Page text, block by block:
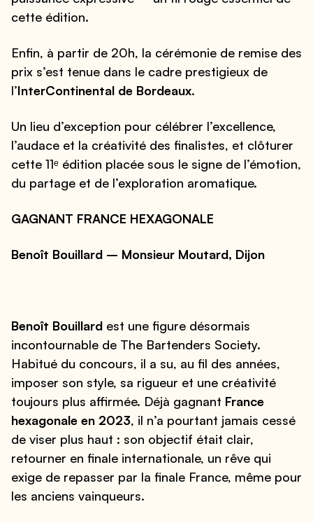
cette édition.
Enfin, à partir de 20h, la cérémonie de remise des
prix s’est tenue dans le cadre prestigieux de
l’InterContinental de Bordeaux.
Un lieu d’exception pour célébrer l’excellence,
l’audace et la créativité des finalistes, et clôturer
cette 11ᵉ édition placée sous le signe de l’émotion,
du partage et de l’exploration aromatique.
GAGNANT FRANCE HEXAGONALE
Benoît Bouillard – Monsieur Moutard, Dijon
Benoît Bouillard est une figure désormais
incontournable de The Bartenders Society.
Habitué du concours, il a su, au fil des années,
imposer son style, sa rigueur et une créativité
toujours plus affirmée. Déjà gagnant France
hexagonale en 2023, il n’a pourtant jamais cessé
de viser plus haut : son objectif était clair,
retourner en finale internationale, un rêve qui
exige de repasser par la finale France, même pour
les anciens vainqueurs.